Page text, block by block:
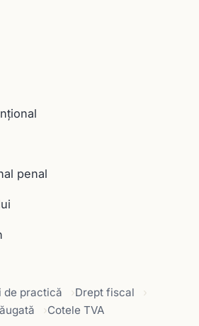
penal
de practică
Drept fiscal
Cotele TVA